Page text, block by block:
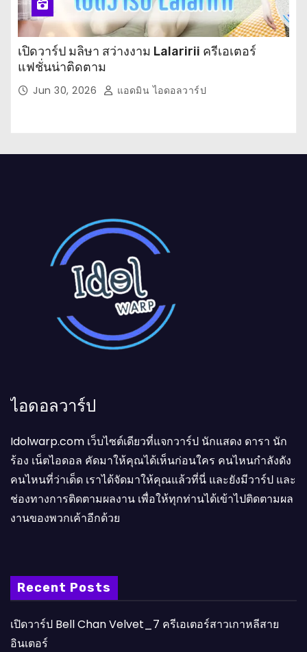
เปิดวาร์ป มลิษา สว่างงาม Lalaririi ครีเอเตอร์
แฟชั่นน่าติดตาม
Jun 30, 2026 แอดมิน ไอดอลวาร์ป
ไอดอลวาร์ป
Idolwarp.com เว็บไซต์เดียวที่แจกวาร์ป นักแสดง ดารา นัก
ร้อง เน็ตไอดอล คัดมาให้คุณได้เห็นก่อนใคร คนไหนกำลังดัง
คนไหนที่ว่าเด็ด เราได้จัดมาให้คุณแล้วที่นี่ และยังมีวาร์ป และ
ช่องทางการติดตามผลงาน เพื่อให้ทุกท่านได้เข้าไปติดตามผล
งานของพวกเค้าอีกด้วย
Recent Posts
เปิดวาร์ป Bell Chan Velvet_7 ครีเอเตอร์สาวเกาหลีสาย
อินเตอร์